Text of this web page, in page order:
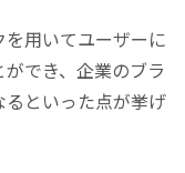
用いてユーザーに
でき、企業のブラ
といった点が挙げ